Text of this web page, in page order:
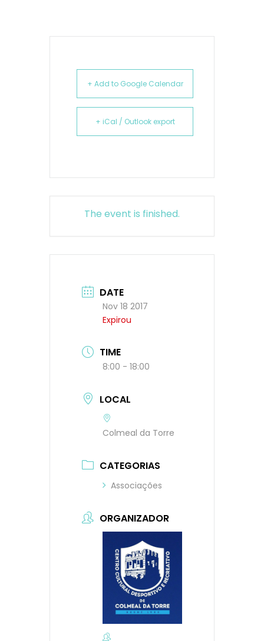
+ Add to Google Calendar
+ iCal / Outlook export
The event is finished.
DATE
Nov 18 2017
Expirou
TIME
8:00 - 18:00
LOCAL
Colmeal da Torre
CATEGORIAS
Associações
ORGANIZADOR